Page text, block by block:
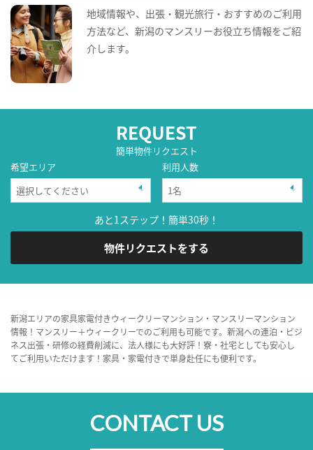
地域情報や、出張・観光旅行・おすすめのご利用
方法など、新潟のマンスリーお役立ち情報をご紹
介します。
REQUEST
簡単物件リクエスト
希望エリア
利用人数
あと1ステップ！簡単30秒！
物件リクエストをする
新潟エリアの家具家電付きウィークリーマンション・マンスリーマンション
情報！マンスリー＋ウィークリーでのご利用も可能です。新潟への連泊・ビジ
ネス出張・研修の経費削減に、法人様にも大好評！寮・社宅としても安心し
てご利用いただけます！家具・家電付きで単身赴任にも便利です。
CONTACT US